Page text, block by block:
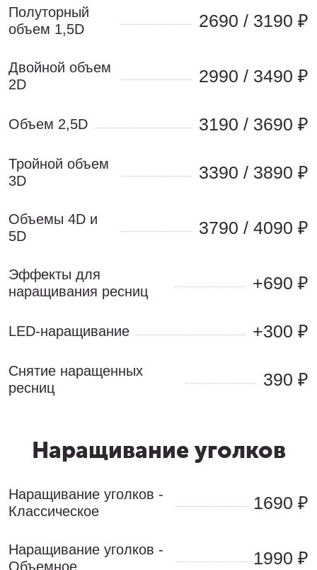
Полуторный
объем 1,5D
2690 / 3190 ₽
Двойной объем
2D
2990 / 3490 ₽
Объем 2,5D 3190 / 3690 ₽
Тройной объем
3D
3390 / 3890 ₽
Объемы 4D и
5D
3790 / 4090 ₽
Эффекты для
наращивания ресниц
+690 ₽
LED-наращивание +300 ₽
Снятие наращенных
ресниц
390 ₽
Наращивание уголков
Наращивание уголков -
Классическое
1690 ₽
Наращивание уголков -
Объемное
1990 ₽